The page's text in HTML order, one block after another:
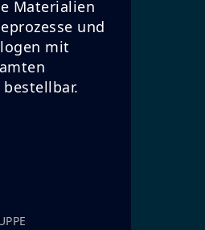
Materialien
und
mit